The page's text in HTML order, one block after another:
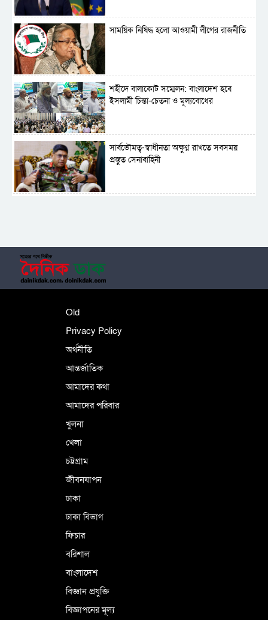
সাময়িক নিষিদ্ধ হলো আওয়ামী লীগের রাজনীতি
শহীদে বালাকোট সম্মেলন: বাংলাদেশ হবে
ইসলামী চিন্তা-চেতনা ও মূল্যবোধের
সার্বভৌমত্ব-স্বাধীনতা অক্ষুণ্ন রাখতে সবসময়
প্রস্তুত সেনাবাহিনী
মানবিক ভিসা নামে একটি নতুন ভিসা চালু
করতে যাচ্ছে পর্তুগাল সরকার
Old
Privacy Policy
অর্থনীতি
আন্তর্জাতিক
আমাদের কথা
আমাদের পরিবার
খুলনা
খেলা
চট্টগ্রাম
জীবনযাপন
ঢাকা
ঢাকা বিভাগ
ফিচার
বরিশাল
বাংলাদেশ
বিজ্ঞান প্রযুক্তি
বিজ্ঞাপনের মূল্য